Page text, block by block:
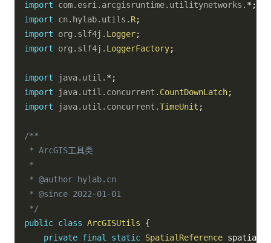
import
com. esri . arcgisruntime. utilitynetworks . * ;
import
cn. hylab. utils . R;
import
org . slf4j . Logger;
import
org . slf4j . LoggerFactory;
import java. util . * ;
import
java. util . concurrent . CountDownLatch;
import
java. util . concurrent .TimeUnit ;
/**
* ArcGIS工具类
*
* @author hylab.cn
* @since 2022-01-01
*/
public class ArcGISUtils
{
private final static SpatialReference